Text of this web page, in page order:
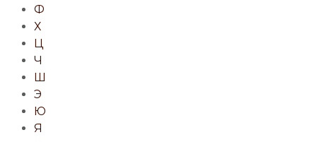
Ф
Х
Ц
Ч
Ш
Э
Ю
Я